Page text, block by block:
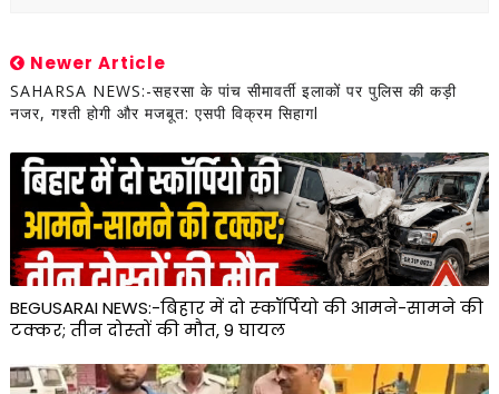
Newer Article
SAHARSA NEWS:-सहरसा के पांच सीमावर्ती इलाकों पर पुलिस की कड़ी
नजर, गश्ती होगी और मजबूत: एसपी विक्रम सिहागl
BEGUSARAI NEWS:-बिहार में दो स्‍कॉर्प‍ियो की आमने-सामने की
टक्‍कर; तीन दोस्‍तों की मौत, 9 घायल